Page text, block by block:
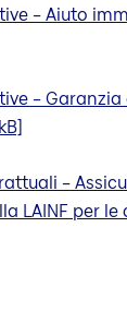
– Aiuto
–
–
LAINF per le